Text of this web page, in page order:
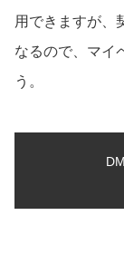
用できますが、
なるので、マイ
う。